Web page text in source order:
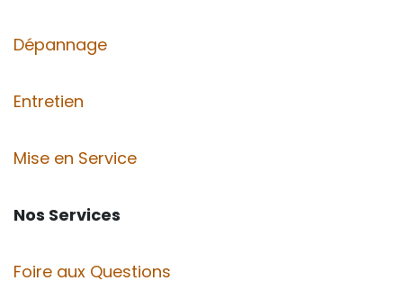
Dépannage
Entretien
Mise en Service
Nos Services
Foire aux Questions